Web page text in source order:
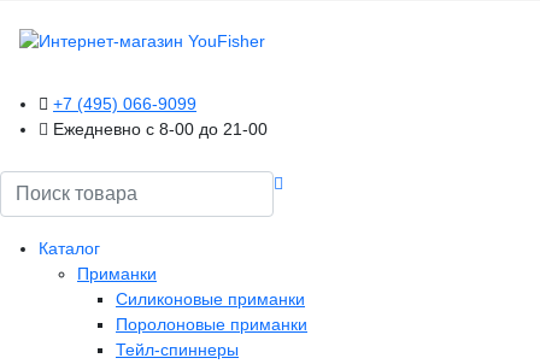
+7 (495) 066-9099
Ежедневно с 8-00 до 21-00
Поиск
Каталог
Приманки
Силиконовые приманки
Поролоновые приманки
Тейл-спиннеры